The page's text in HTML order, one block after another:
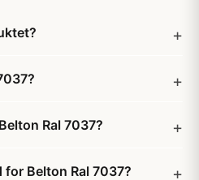
Ral 7037?
for Belton Ral 7037?